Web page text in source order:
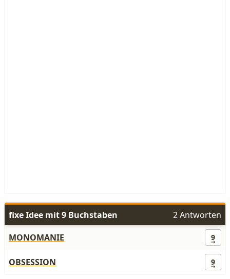
fixe Idee mit 9 Buchstaben
2 Antworten
MONOMANIE
9
OBSESSION 9